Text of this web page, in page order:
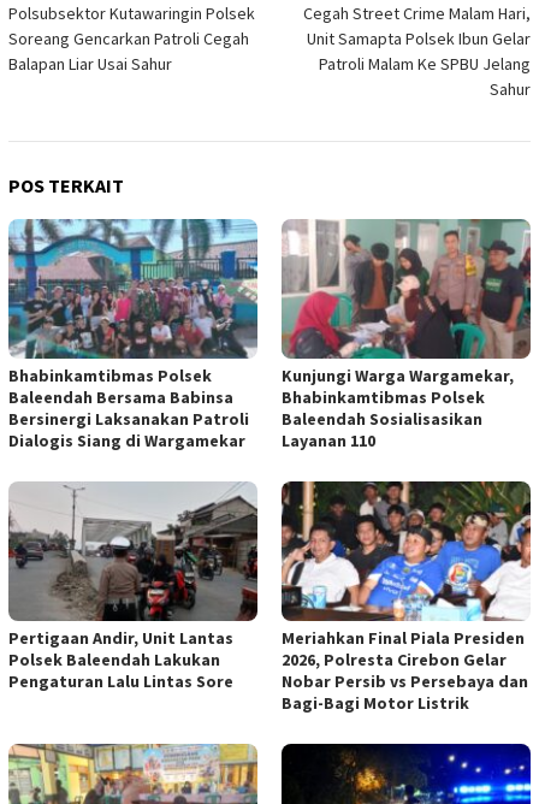
pos
Polsubsektor Kutawaringin Polsek
Soreang Gencarkan Patroli Cegah
Balapan Liar Usai Sahur
Cegah Street Crime Malam Hari,
Unit Samapta Polsek Ibun Gelar
Patroli Malam Ke SPBU Jelang
Sahur
POS TERKAIT
Bhabinkamtibmas Polsek
Baleendah Bersama Babinsa
Bersinergi Laksanakan Patroli
Dialogis Siang di Wargamekar
Kunjungi Warga Wargamekar,
Bhabinkamtibmas Polsek
Baleendah Sosialisasikan
Layanan 110
Pertigaan Andir, Unit Lantas
Polsek Baleendah Lakukan
Pengaturan Lalu Lintas Sore
Meriahkan Final Piala Presiden
2026, Polresta Cirebon Gelar
Nobar Persib vs Persebaya dan
Bagi-Bagi Motor Listrik